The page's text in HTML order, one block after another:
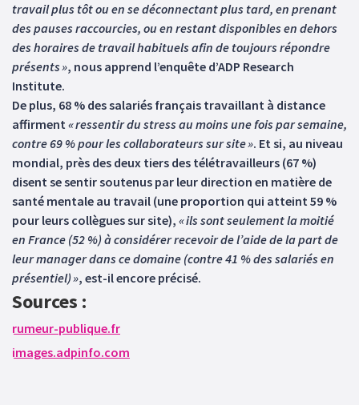
travail plus tôt ou en se déconnectant plus tard, en prenant
des pauses raccourcies, ou en restant disponibles en dehors
des horaires de travail habituels afin de toujours répondre
présents », nous apprend l’enquête d’ADP Research
Institute.
De plus, 68 % des salariés français travaillant à distance
affirment « ressentir du stress au moins une fois par semaine,
contre 69 % pour les collaborateurs sur site ». Et si, au niveau
mondial, près des deux tiers des télétravailleurs (67 %)
disent se sentir soutenus par leur direction en matière de
santé mentale au travail (une proportion qui atteint 59 %
pour leurs collègues sur site), « ils sont seulement la moitié
en France (52 %) à considérer recevoir de l’aide de la part de
leur manager dans ce domaine (contre 41 % des salariés en
présentiel) », est-il encore précisé.
Sources :
rumeur-publique.fr
images.adpinfo.com